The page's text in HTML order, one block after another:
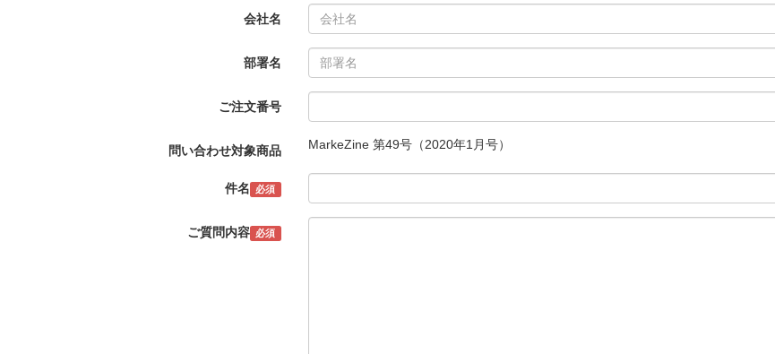
会社名
部署名
ご注文番号
問い合わせ対象商品 MarkeZine 第49号（2020年1月号）
件名 必須
ご質問内容 必須